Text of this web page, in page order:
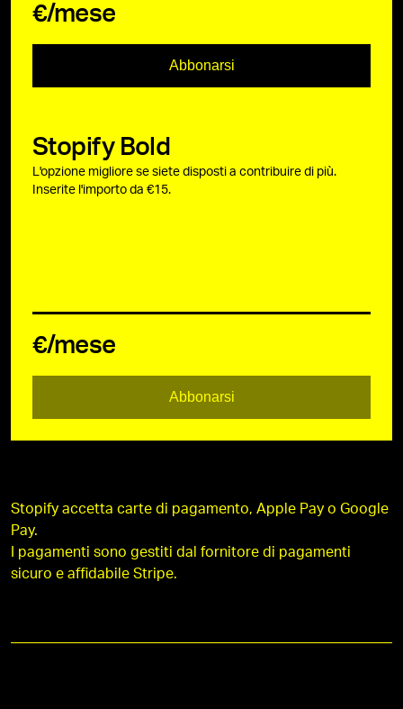
€/mese
Abbonarsi
Stopify Bold
L'opzione migliore se siete disposti a contribuire di più.
Inserite l'importo da €15.
€/mese
Abbonarsi
Stopify accetta carte di pagamento, Apple Pay o Google
Pay.
I pagamenti sono gestiti dal fornitore di pagamenti
sicuro e affidabile Stripe.